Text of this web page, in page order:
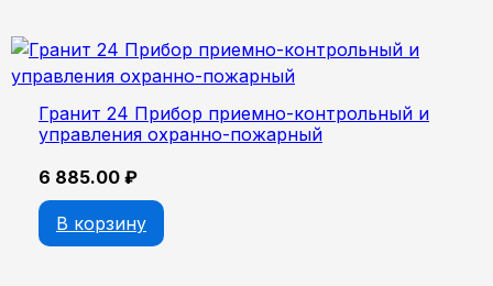
Гранит 24 Прибор приемно-контрольный и
управления охранно-пожарный
6 885.00 ₽
В корзину